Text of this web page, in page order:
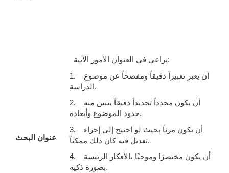
عنوان البحث
يراعى في العنوان الأمور الآتية:
1. أن يعبر تعبيراً دقيقاً ومفصحاً عن موضوع
الدراسة.
2. أن يكون محدداً تحديداً دقيقاً يتبين منه
حدود الموضوع وأبعاده.
3. أن يكون مرناً بحيث لو احتيج إلى إجراء
تعديل فيه كان ذلك ممكناً.
4. أن يكون مختصرًا وموحيًا بالأفكار الرئيسة
بصورة ذكية.